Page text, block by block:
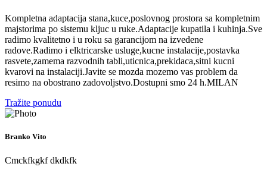
Kompletna adaptacija stana,kuce,poslovnog prostora sa kompletnim
majstorima po sistemu kljuc u ruke.Adaptacije kupatila i kuhinja.Sve
radimo kvalitetno i u roku sa garancijom na izvedene
radove.Radimo i elktricarske usluge,kucne instalacije,postavka
rasvete,zamema razvodnih tabli,uticnica,prekidaca,sitni kucni
kvarovi na instalaciji.Javite se mozda mozemo vas problem da
resimo na obostrano zadovoljstvo.Dostupni smo 24 h.MILAN
Tražite ponudu
Branko Vito
Cmckfkgkf dkdkfk